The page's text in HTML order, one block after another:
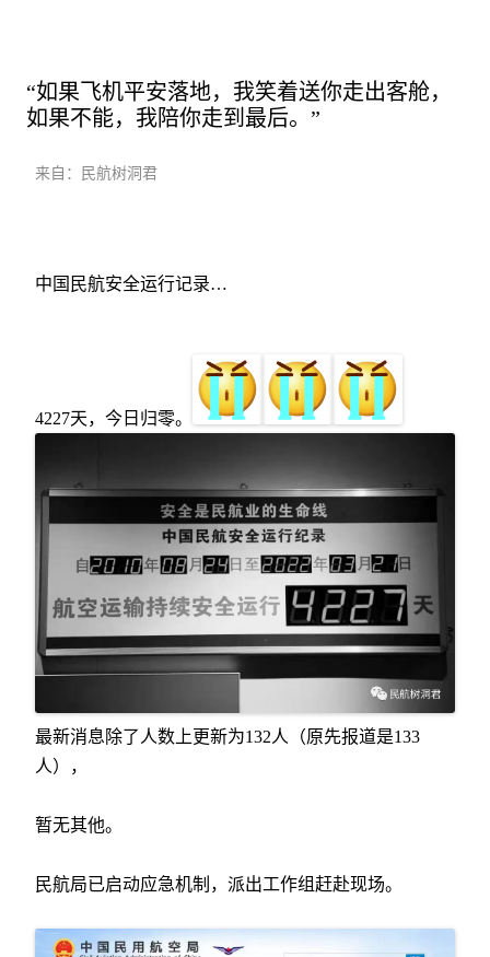
“如果飞机平安落地，我笑着送你走出客舱，
如果不能，我陪你走到最后。”
来自：民航树洞君
中国民航安全运行记录…
4227天，今日归零。
最新消息除了人数上更新为132人（原先报道是133
人），
暂无其他。
民航局已启动应急机制，派出工作组赶赴现场。